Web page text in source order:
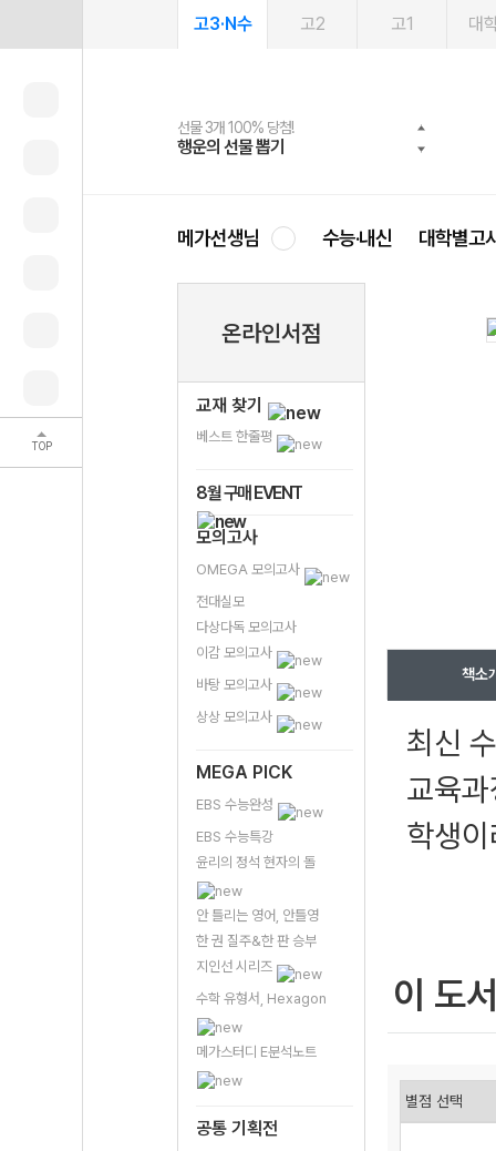
TOP
고3·N수 고2 고1 대
선물 3개 100% 당첨!
행운의 선물 뽑기
선물 100% 증정!
메가스터디 X 올리브
여름방학 스터디 캐시백
메가런 썸머스쿨
2027 러셀 단과
강사 공개선발
스마트러닝앱
설문 EVENT
메가패스
3일 무료 체험권
메가패스 수강생 무료혜택!
메가클럽 멤버십
사회공헌 캠페인
희망이룸 메가나눔
메가선생님 수능·내신 대학별고
온라인서점
교재 찾기
베스트 한줄평
8월 구매 EVENT
모의고사
OMEGA 모의고사
전대실모
다상다독 모의고사
이감 모의고사
바탕 모의고사
상상 모의고사
MEGA PICK
EBS 수능완성
EBS 수능특강
윤리의 정석 현자의 돌
안 틀리는 영어, 안틀영
한 권 질주&한 판 승부
지인선 시리즈
수학 유형서, Hexagon
메가스터디 E분석노트
공통 기획전
책소
최신
교육
학생
이 도